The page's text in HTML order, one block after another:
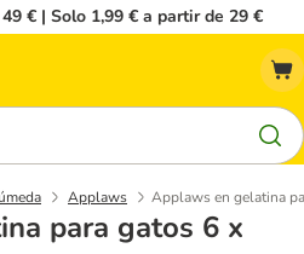
€ | Solo 1,99 € a partir de 29 €
Applaws Applaws en gelatina
para gatos 6 x